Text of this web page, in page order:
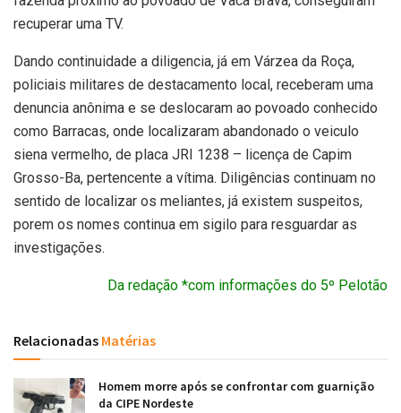
recuperar uma TV.
Dando continuidade a diligencia, já em Várzea da Roça,
policiais militares de destacamento local, receberam uma
denuncia anônima e se deslocaram ao povoado conhecido
como Barracas, onde localizaram abandonado o veiculo
siena vermelho, de placa JRI 1238 – licença de Capim
Grosso-Ba, pertencente a vítima. Diligências continuam no
sentido de localizar os meliantes, já existem suspeitos,
porem os nomes continua em sigilo para resguardar as
investigações.
Da redação *com informações do 5º Pelotão
Relacionadas Matérias
Homem morre após se confrontar com guarnição
da CIPE Nordeste